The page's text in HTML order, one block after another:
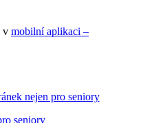
v mobilní aplikaci –
nejen pro seniory